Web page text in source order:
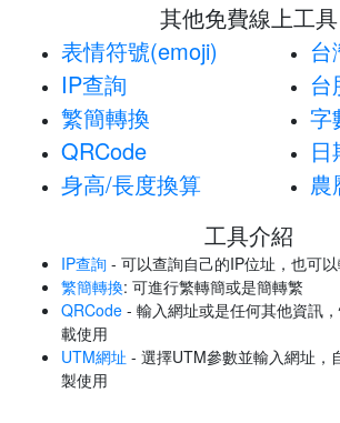
其他免費線上工具
表情符號(emoji)
IP查詢
繁簡轉換
QRCode
身高/長度換算
台
台
字
農
工具介紹
IP查詢 - 可以查詢自己的IP位址，也可
繁簡轉換: 可進行繁轉簡或是簡轉繁
QRCode - 輸入網址或是任何其他資訊
載使用
UTM網址 - 選擇UTM參數並輸入網址，
製使用